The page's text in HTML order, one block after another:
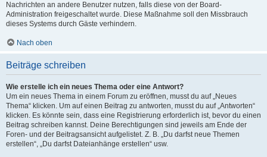
Nachrichten an andere Benutzer nutzen, falls diese von der Board-
Administration freigeschaltet wurde. Diese Maßnahme soll den Missbrauch
dieses Systems durch Gäste verhindern.
Nach oben
Beiträge schreiben
Wie erstelle ich ein neues Thema oder eine Antwort?
Um ein neues Thema in einem Forum zu eröffnen, musst du auf „Neues
Thema“ klicken. Um auf einen Beitrag zu antworten, musst du auf „Antworten“
klicken. Es könnte sein, dass eine Registrierung erforderlich ist, bevor du einen
Beitrag schreiben kannst. Deine Berechtigungen sind jeweils am Ende der
Foren- und der Beitragsansicht aufgelistet. Z. B. „Du darfst neue Themen
erstellen“, „Du darfst Dateianhänge erstellen“ usw.